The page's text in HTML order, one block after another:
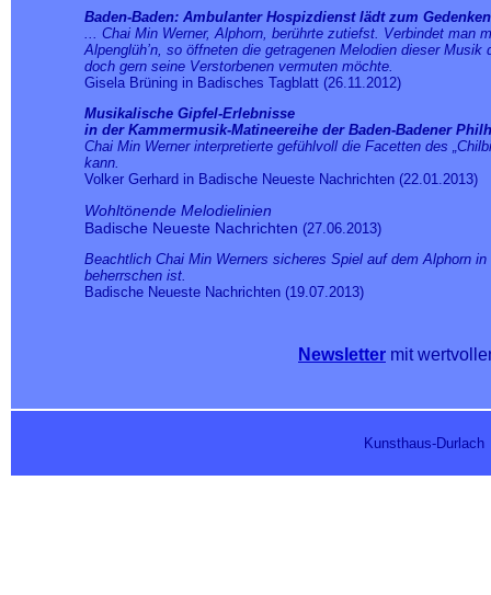
Baden-Baden: Ambulanter Hospizdienst lädt zum
... Chai Min Werner, Alphorn, berührte zutiefst. Verbindet man
Alpenglüh’n, so öffneten die getragenen Melodien dieser
doch gern seine Verstorbenen vermuten möchte.
Gisela Brüning in Badisches Tagblatt (26.11.2012)
Musikalische Gipfel-Erlebnisse
in der Kammermusik-Matineereihe der Baden-Badener
Chai Min Werner interpretierte gefühlvoll die Facetten des
kann.
Volker Gerhard in Badische Neueste Nachrichten (22.01.2013)
Wohltönende Melodielinien
Badische Neueste Nachrichten (27.06.2013)
Beachtlich Chai Min Werners sicheres Spiel auf dem Alphorn
beherrschen ist.
Badische Neueste Nachrichten (19.07.2013)
Newsletter mit
Kunsthaus-Durlach